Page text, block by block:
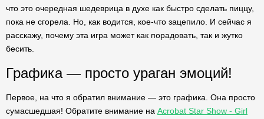
что это очередная шедеврица в духе как быстро сделать пиццу,
пока не сгорела. Но, как водится, кое-что зацепило. И сейчас я
расскажу, почему эта игра может как порадовать, так и жутко
бесить.
Графика — просто ураган эмоций!
Первое, на что я обратил внимание — это графика. Она просто
сумасшедшая! Обратите внимание на Acrobat Star Show - Girl